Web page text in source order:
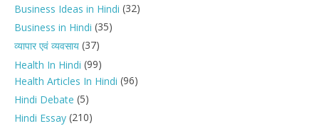
Business Ideas in Hindi (32)
Business in Hindi (35)
व्यापार एवं व्यवसाय (37)
Health In Hindi (99)
Health Articles In Hindi (96)
Hindi Debate (5)
Hindi Essay (210)